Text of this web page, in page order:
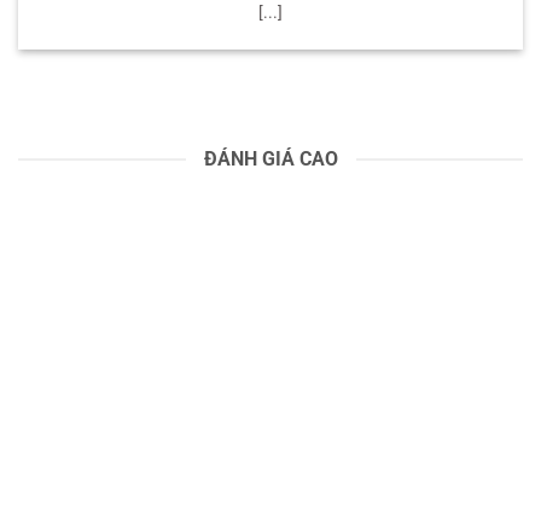
[...]
ĐÁNH GIÁ CAO